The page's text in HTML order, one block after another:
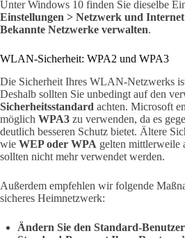
Unter Windows 10 finden Sie dieselbe
Einstellungen > Netzwerk und
Bekannte Netzwerke verwalten.
WLAN-Sicherheit: WPA2 und WPA3
Die Sicherheit Ihres WLAN-Netzwerks
Deshalb sollten Sie unbedingt auf den
Sicherheitsstandard achten. Microsoft
möglich WPA3 zu verwenden, da es
deutlich besseren Schutz bietet. Ältere
wie WEP oder WPA gelten mittlerweile
sollten nicht mehr verwendet werden.
Außerdem empfehlen wir folgende
sicheres Heimnetzwerk:
Ändern Sie den Standard-